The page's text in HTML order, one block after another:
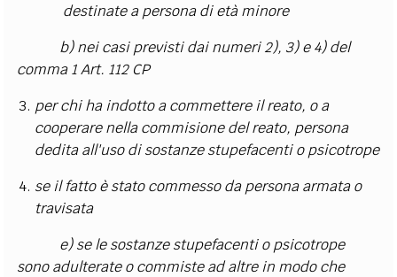
destinate a persona di età minore
b) nei casi previsti dai numeri 2), 3) e 4) del
comma 1 Art. 112 CP
per chi ha indotto a commettere il reato, o a
cooperare nella commisione del reato, persona
dedita all'uso di sostanze stupefacenti o psicotrope
se il fatto è stato commesso da persona armata o
travisata
e) se le sostanze stupefacenti o psicotrope
sono adulterate o commiste ad altre in modo che